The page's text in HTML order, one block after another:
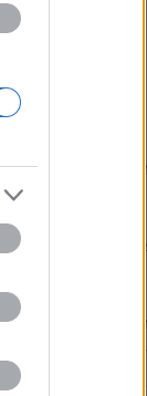
als ein
nicht nur
ist auch an
Bank
Deinen